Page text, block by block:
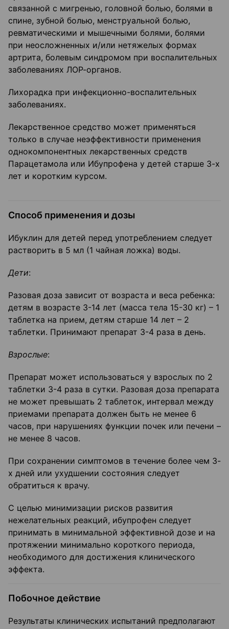
связанной с мигренью, головной бо­лью, болями в
спине, зубной болью, менструальной болью,
ревматическими и мышеч­ными болями, болями
при неосложненных и/или нетяжелых формах
артрита, болевым синдромом при воспалительных
заболеваниях ЛОР-органов.
Лихорадка при инфекционно-воспалительных
заболеваниях.
Лекарственное средство может применяться
только в случае неэффективности приме­нения
однокомпонентных лекарственных средств
Парацетамола или Ибупрофена у де­тей старше 3-х
лет и коротким курсом.
Способ применения и дозы
Ибуклин для детей перед употреблением следует
растворить в 5 мл (1 чайная лож­ка) воды.
Дети:
Разовая доза зависит от возраста и веса ребенка:
детям в возрасте 3-14 лет (масса тела 15-30 кг) – 1
таблетка на прием, детям старше 14 лет – 2
таблетки. Принимают препарат 3-4 раза в день.
Взрослые:
Препарат может использоваться у взрослых по 2
таблетки 3-4 раза в сутки. Разовая доза препарата
не может превышать 2 таблеток, интервал между
приемами препарата дол­жен быть не менее 6
часов, при нарушениях функции почек или печени –
не менее 8 часов.
При сохранении симптомов в течение более чем 3-
х дней или ухудшении состояния следует
обратиться к врачу.
С целью минимизации рисков развития
нежелательных реакций, ибупрофен следует
принимать в минимальной эффективной дозе и на
протяжении минимально короткого периода,
необходимого для достижения клинического
эффекта.
Побочное действие
Результаты клинических испытаний предполагают